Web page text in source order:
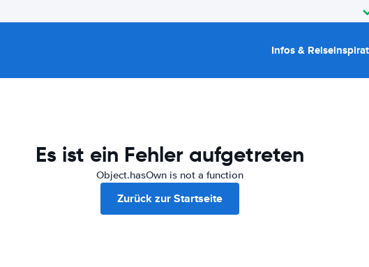
Infos &
Es ist ein Fehler aufgetreten
Object.hasOwn is not a function
Zurück zur Startseite